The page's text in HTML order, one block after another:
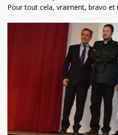
Pour tout cela, vraiment, bravo et